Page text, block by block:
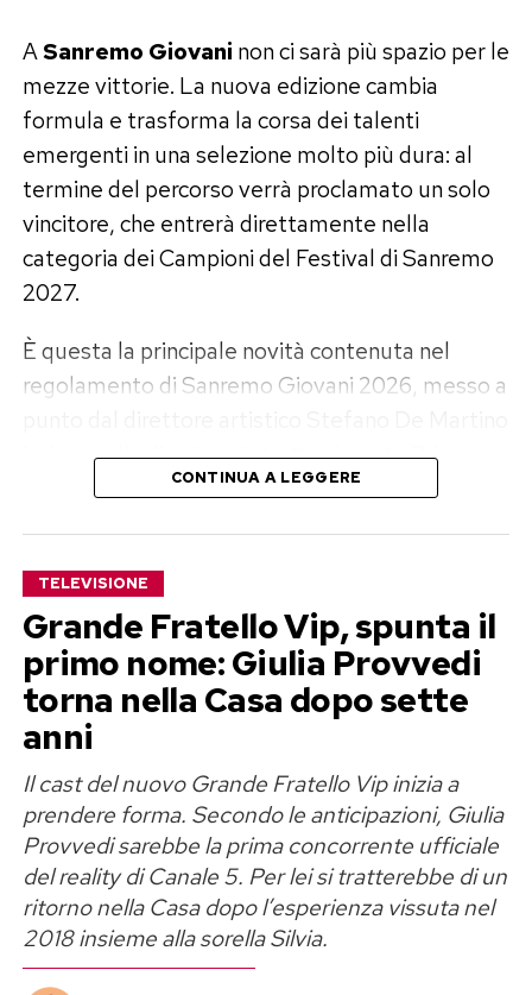
ASanremo Giovani non ci sarà più spazio per le
mezze vittorie. La nuova edizione cambia
formula e trasforma la corsa dei talenti
emergenti in una selezione molto più dura: al
termine del percorso verrà proclamato un solo
vincitore, che entrerà direttamente nella
categoria dei Campioni del Festival di Sanremo
2027.
È questa la principale novità contenuta nel
regolamento di Sanremo Giovani 2026, messo a
insieme alla direzione Intrattenimento Prime
Time della Rai. Il documento sarà pubblicato
Sanremo Giovani 2026, un solo
posto tra i Campioni
La modifica più importante riguarda il premio
finale. Niente gruppetto di promossi e nessuna
corsia parallela: tra tutti gli artisti in gara,
soltanto uno otterrà il diritto di salire sul palco
dell’Ariston nella categoria principale.
Una scelta che rende il percorso più competitivo
e aumenta inevitabilmente la pressione sui
concorrenti. Vincere Sanremo Giovani non
CONTINUA A LEGGERE
TELEVISIONE
Grande Fratello Vip, spunta il
primo nome: Giulia Provvedi
torna nella Casa dopo sette
anni
Il cast del nuovo Grande Fratello Vip inizia a
prendere forma. Secondo le anticipazioni, Giulia
Provvedi sarebbe la prima concorrente ufficiale
del reality di Canale 5. Per lei si tratterebbe di un
ritorno nella Casa dopo l’esperienza vissuta nel
2018 insieme alla sorella Silvia.